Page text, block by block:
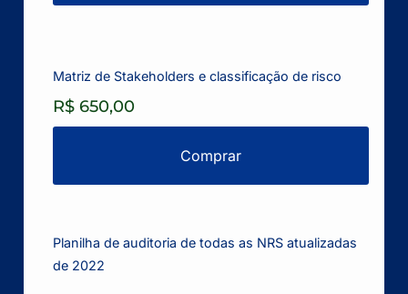
Matriz de Stakeholders e classificação de risco
R$ 650,00
Comprar
Planilha de auditoria de todas as NRS atualizadas
de 2022